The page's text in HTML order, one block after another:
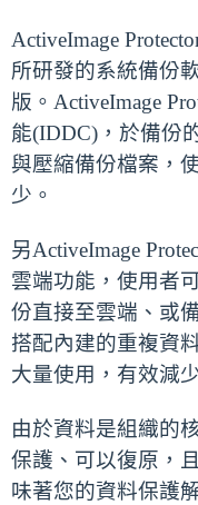
ActiveImage
所研發的系統備份
版。ActiveImage
能(IDDC)，於備份
與壓縮備份檔案，
少。
另ActiveImage
雲端功能，使用者
份直接至雲端、或
搭配內建的重複資
大量使用，有效減
由於資料是組織的
保護、可以復原，
味著您的資料保護